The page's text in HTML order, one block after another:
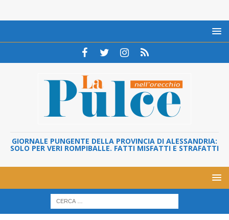
GIORNALE PUNGENTE DELLA PROVINCIA DI ALESSANDRIA:
SOLO PER VERI ROMPIBALLE. FATTI MISFATTI E STRAFATTI